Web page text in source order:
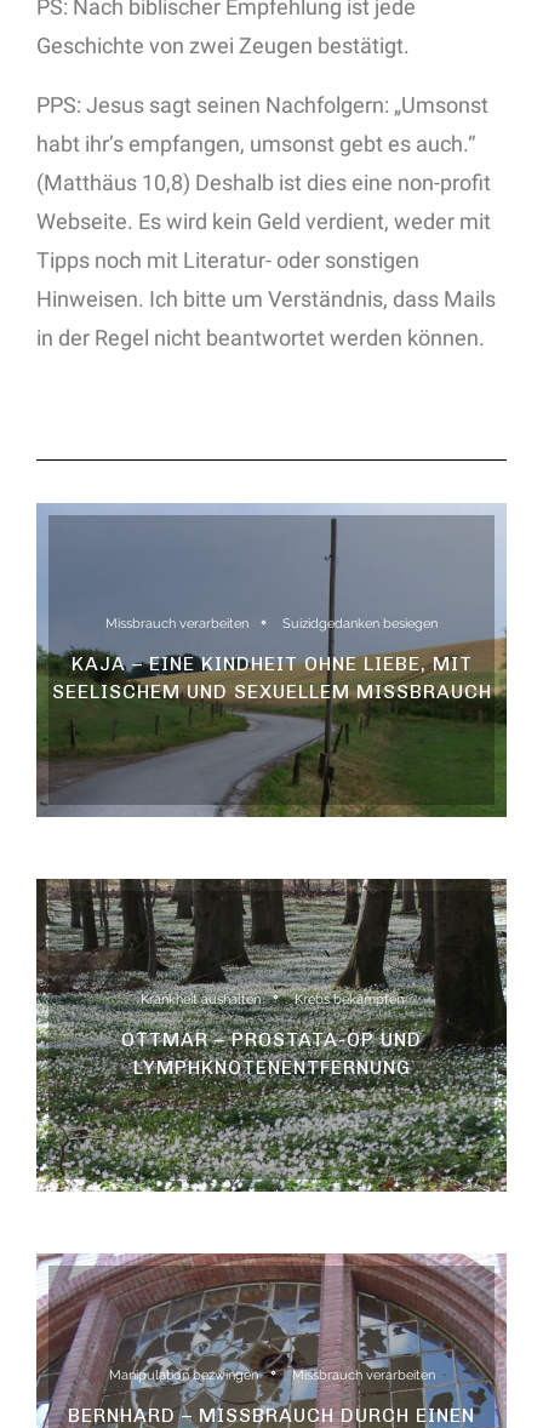
PS: Nach biblischer Empfehlung ist jede
Geschichte von zwei Zeugen bestätigt.
PPS: Jesus sagt seinen Nachfolgern: „Umsonst
habt ihr’s empfangen, umsonst gebt es auch.“
(Matthäus 10,8) Deshalb ist dies eine non-profit
Webseite. Es wird kein Geld verdient, weder mit
Tipps noch mit Literatur- oder sonstigen
Hinweisen. Ich bitte um Verständnis, dass Mails
in der Regel nicht beantwortet werden können.
Missbrauch verarbeiten Suizidgedanken besiegen
KAJA – EINE KINDHEIT OHNE LIEBE, MIT
SEELISCHEM UND SEXUELLEM MISSBRAUCH
Krankheit aushalten Krebs bekämpfen
OTTMAR – PROSTATA-OP UND
LYMPHKNOTENENTFERNUNG
Manipulation bezwingen Missbrauch verarbeiten
BERNHARD – MISSBRAUCH DURCH EINEN